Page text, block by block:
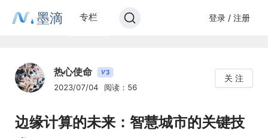
墨滴 专栏 登录 / 注册
热心使命 V3
2023/07/04 阅读：56
关 注
边缘计算的未来：智慧城市的关键技